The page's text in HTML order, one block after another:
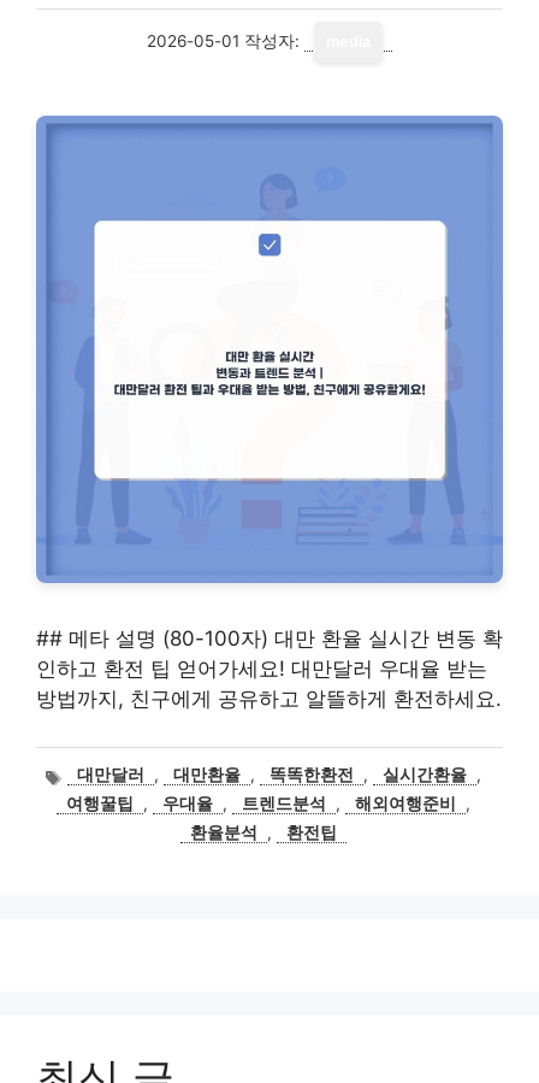
2026-05-01 작성자:
## 메타 설명 (80-100자) 대만 환율 실시간 변동 확
인하고 환전 팁 얻어가세요! 대만달러 우대율 받는
방법까지, 친구에게 공유하고 알뜰하게 환전하세요.
태
그
대만달러 , 대만환율 , 똑똑한환전 , 실시간환율 ,
여행꿀팁
, 우대율 , 트렌드분석 , 해외여행준비
,
환율분석
, 환전팁